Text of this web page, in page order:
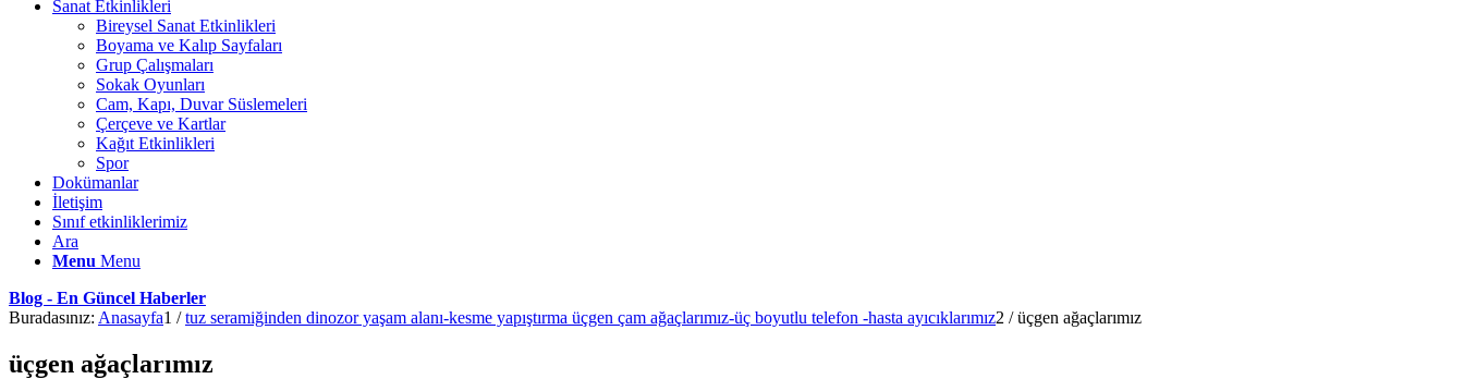
Sanat Etkinlikleri
Bireysel Sanat Etkinlikleri
Boyama ve Kalıp Sayfaları
Grup Çalışmaları
Sokak Oyunları
Cam, Kapı, Duvar Süslemeleri
Çerçeve ve Kartlar
Kağıt Etkinlikleri
Spor
Dokümanlar
İletişim
Sınıf etkinliklerimiz
Ara
Menu Menu
Blog - En Güncel Haberler
Buradasınız: Anasayfa1 / tuz seramiğinden dinozor yaşam alanı-kesme yapıştırma üçgen çam ağaçlarımız-üç boyutlu telefon -hasta ayıcıklarımız2 / üçgen ağaçlarımız
üçgen ağaçlarımız